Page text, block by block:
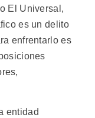
El Universal,
es un delito
enfrentarlo es
entidad